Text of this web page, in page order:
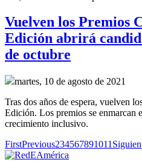
Vuelven los Premios
Edición abrirá
de octubre
martes, 10 de agosto de 2021
Tras dos años de espera, vuelven
Edición. Los premios se enmarcan
crecimiento inclusivo.
FirstPrevious234567891011